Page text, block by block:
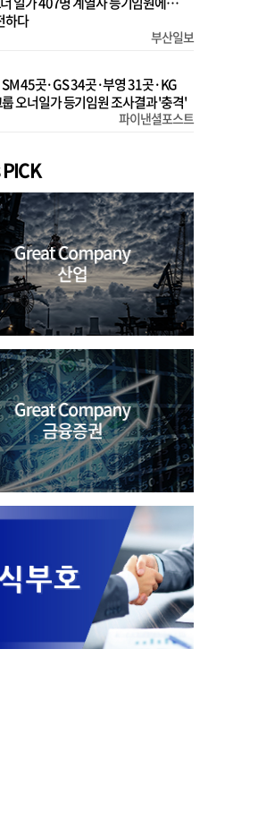
하다
부산일보
45곳·GS 34곳·부영 31곳·KG
오너일가 등기임원 조사결과 '충격'
파이낸셜포스트